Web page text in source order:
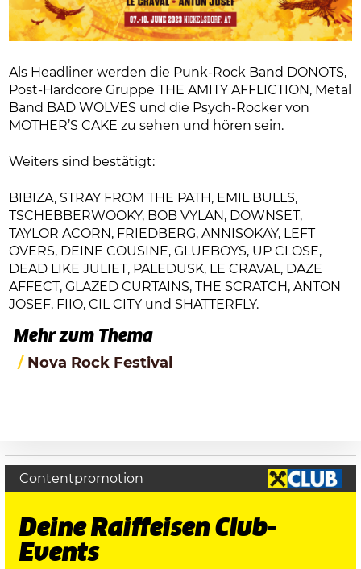
Als Headliner werden die Punk-Rock Band DONOTS,
Post-Hardcore Gruppe THE AMITY AFFLICTION, Metal
Band BAD WOLVES und die Psych-Rocker von
MOTHER’S CAKE zu sehen und hören sein.
Weiters sind bestätigt:
BIBIZA, STRAY FROM THE PATH, EMIL BULLS,
TSCHEBBERWOOKY, BOB VYLAN, DOWNSET,
TAYLOR ACORN, FRIEDBERG, ANNISOKAY, LEFT
OVERS, DEINE COUSINE, GLUEBOYS, UP CLOSE,
DEAD LIKE JULIET, PALEDUSK, LE CRAVAL, DAZE
AFFECT, GLAZED CURTAINS, THE SCRATCH, ANTON
JOSEF, FIIO, CIL CITY und SHATTERFLY.
Mehr zum Thema
Nova Rock Festival
Contentpromotion
Deine Raiffeisen Club-
Events